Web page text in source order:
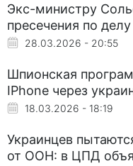
Экс-министру
пресечения по
28.03.2026 - 20:55
Шпионская
IPhone через
18.03.2026 - 18:19
Украинцев
от ООН: в ЦПД